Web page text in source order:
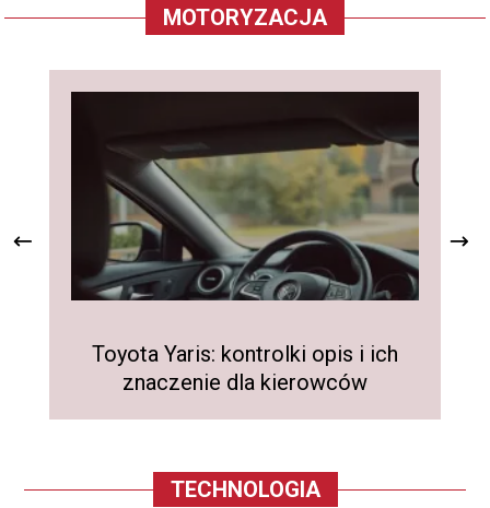
MOTORYZACJA
Toyota Yaris: kontrolki opis i ich
znaczenie dla kierowców
TECHNOLOGIA